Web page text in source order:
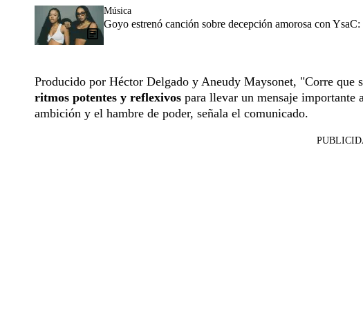
Música
Goyo estrenó canción sobre decepción amorosa con
Producido por Héctor Delgado y Aneudy Maysonet, "Corre que
ritmos potentes y reflexivos para llevar un mensaje importante
ambición y el hambre de poder, señala el comunicado.